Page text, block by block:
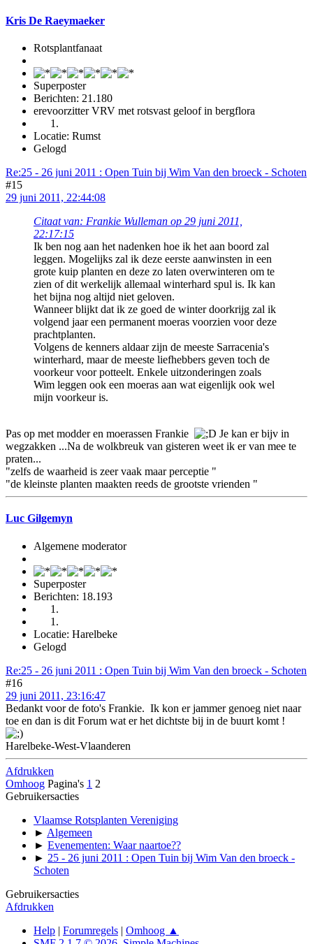
Kris De Raeymaeker
Rotsplantfanaat
Superposter
Berichten: 21.180
erevoorzitter VRV met rotsvast geloof in bergflora
Locatie: Rumst
Gelogd
Re:25 - 26 juni 2011 : Open Tuin bij Wim Van den broeck - Schoten
#15
29 juni 2011, 22:44:08
Citaat van: Frankie Wulleman op 29 juni 2011,
22:17:15
Ik ben nog aan het nadenken hoe ik het aan boord zal
leggen. Mogelijks zal ik deze eerste aanwinsten in een
grote kuip planten en deze zo laten overwinteren om te
zien of dit werkelijk allemaal winterhard spul is. Ik kan
het bijna nog altijd niet geloven.
Wanneer blijkt dat ik ze goed de winter doorkrijg zal ik
volgend jaar een permanent moeras voorzien voor deze
prachtplanten.
Volgens de kenners aldaar zijn de meeste Sarracenia's
winterhard, maar de meeste liefhebbers geven toch de
voorkeur voor potteelt. Enkele uitzonderingen zoals
Wim leggen ook een moeras aan wat eigenlijk ook wel
mijn voorkeur is.
Pas op met modder en moerassen Frankie
Je kan er bijv in
wegzakken ...Na de wolkbreuk van gisteren weet ik er van mee te
praten...
"zelfs de waarheid is zeer vaak maar perceptie "
"de kleinste planten maakten reeds de grootste vrienden "
Luc Gilgemyn
Algemene moderator
Superposter
Berichten: 18.193
Locatie: Harelbeke
Gelogd
Re:25 - 26 juni 2011 : Open Tuin bij Wim Van den broeck - Schoten
#16
29 juni 2011, 23:16:47
Bedankt voor de foto's Frankie. Ik kon er jammer genoeg niet naar
toe en dan is dit Forum wat er het dichtste bij in de buurt komt !
Harelbeke-West-Vlaanderen
Afdrukken
Omhoog Pagina's 1 2
Gebruikersacties
Vlaamse Rotsplanten Vereniging
► Algemeen
► Evenementen: Waar naartoe??
► 25 - 26 juni 2011 : Open Tuin bij Wim Van den broeck -
Schoten
Gebruikersacties
Afdrukken
Help | Forumregels | Omhoog ▲